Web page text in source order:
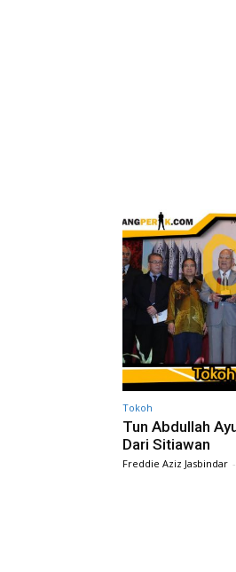
Tokoh
Tun Abdullah
Dari Sitiawan
Freddie Aziz Jasbindar -